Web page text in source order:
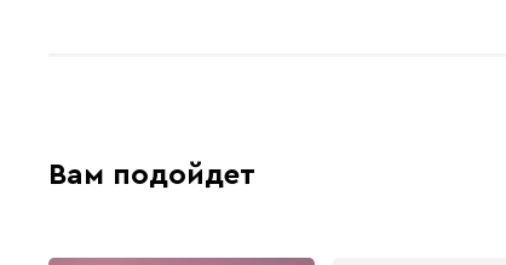
Вам подойдет